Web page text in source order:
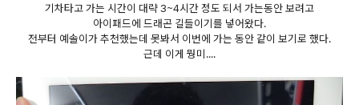
기차타고 가는 시간이 대략 3~4시간 정도 되서 가는동안 보려고
아이패드에 드래곤 길들이기를 넣어왔다.
전부터 예솔이가 추천했는데 못봐서 이번에 가는 동안 같이 보기로 했다.
근데 이게 뭥미....